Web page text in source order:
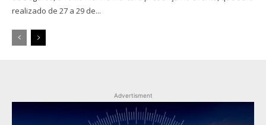
realizado de 27 a 29 de...
Advertisment